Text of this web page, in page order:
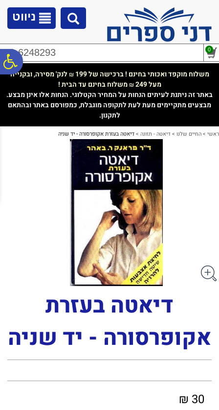
נגישות
ניווט
02-6248293 0
משלוח מוקפד ואכותי בחינם ! ברכישה של 199 ₪ לנק' מסירה, ובקנייה
מעל 249
₪משלוח בחינם עד הבית !
באתר זה ניתנת לעיתים הנחות על המחיר הקטלוגי. הנחות אלו אינן מבצע.
מבצעים מתקיימים מעת לעת לתקופה מוגבלת, כמפורסם באתר ובהתאם
לתקנון.
ראשי >החיים שלנו >דיאטה - תזונה >דיאטה בעזרת אקופרסורה - יד שניה
דיאטה בעזרת
אקופרסורה - יד שניה
30 ₪